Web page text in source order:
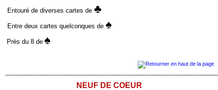
Entouré de diverses cartes de ♣
Entre deux cartes quelconques de ♠
Près du 8 de ♠
NEUF DE COEUR